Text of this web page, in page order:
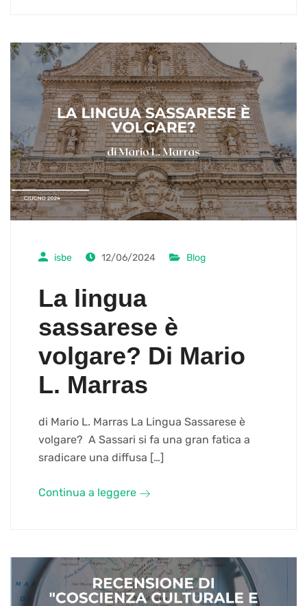
isbe 12/06/2024 Blog
La lingua
sassarese è
volgare? Di Mario
L. Marras
di Mario L. Marras La Lingua Sassarese è
volgare? A Sassari si fa una gran fatica a
sradicare una diffusa […]
Continua a leggere